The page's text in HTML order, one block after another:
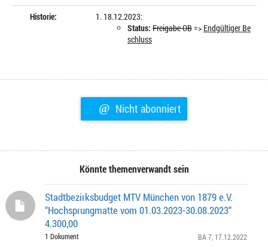
Historie:
18.12.2023:
Status: Freigabe OB=> Endgültiger Be
schluss
@ Nicht abonniert
Könnte themenverwandt sein
Stadtbezirksbudget MTV München von 1879 e.V.
“Hochsprungmatte vom 01.03.2023-30.08.2023“
4.300,00
1 Dokument BA 7 , 17.12.2022